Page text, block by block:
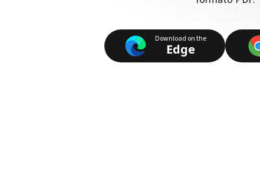
Download on the
Edge